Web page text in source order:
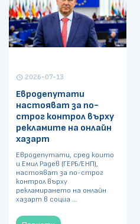
schedule 2026-07-13
Евродепутати
настояват за по-
строг контрол върху
рекламите на онлайн
хазарт
Евродепутати, сред които
и Емил Радев (ГЕРБ/ЕНП),
настояват за по-строг
контрол върху
рекламирането на онлайн
хазарт в социа ...